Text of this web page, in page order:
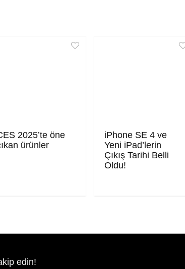
2025’te öne
ürünler
iPhone SE 4 ve
Yeni iPad’lerin
Çıkış Tarihi Belli
Oldu!
edin!